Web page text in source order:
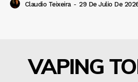
Claudio Teixeira - 29 De Julio De
VAPING